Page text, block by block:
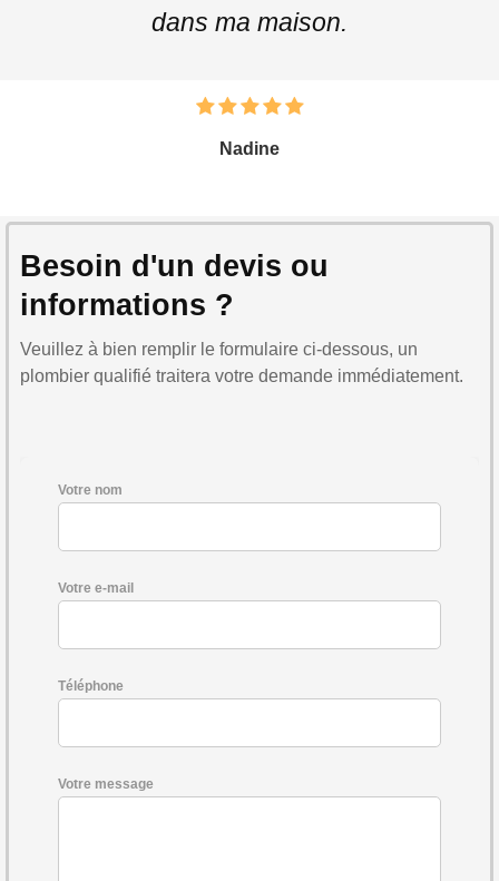
dans ma maison.
Nadine
Besoin d'un devis ou
informations ?
Veuillez à bien remplir le formulaire ci-dessous, un
plombier qualifié traitera votre demande immédiatement.
Votre nom
Votre e-mail
Téléphone
Votre message